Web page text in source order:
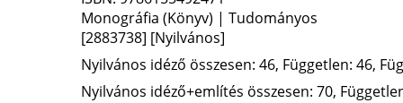
Monográfia (Könyv) | Tudományos
[2883738] [Nyilvános]
Nyilvános idéző összesen: 46, Független: 46,
Nyilvános idéző+említés összesen: 70,